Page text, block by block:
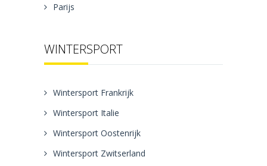
Parijs
WINTERSPORT
Wintersport Frankrijk
Wintersport Italie
Wintersport Oostenrijk
Wintersport Zwitserland